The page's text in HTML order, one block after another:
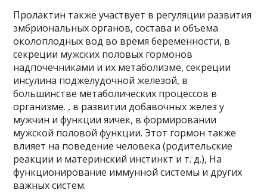
Пролактин также участвует в регуляции развития
эмбриональных органов, состава и объема
околоплодных вод во время беременности, в
секреции мужских половых гормонов
надпочечниками и их метаболизме, секреции
инсулина поджелудочной железой, в
большинстве метаболических процессов в
организме. , в развитии добавочных желез у
мужчин и функции яичек, в формировании
мужской половой функции. Этот гормон также
влияет на поведение человека (родительские
реакции и материнский инстинкт и т. д.), На
функционирование иммунной системы и других
важных систем.